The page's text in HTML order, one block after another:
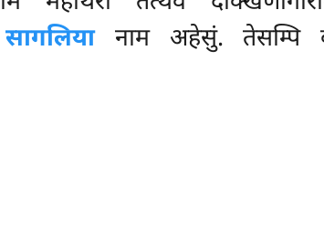
सागलियानाम अहेसुं. तेसम्पि